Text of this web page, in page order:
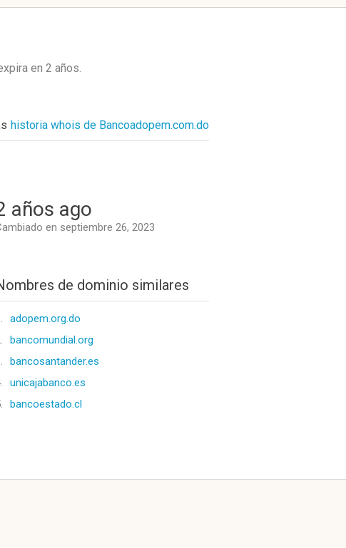
en 2 años.
historia whois de Bancoadopem.com.do
años ago
en septiembre 26, 2023
de dominio similares
adopem.org.do
bancomundial.org
bancosantander.es
unicajabanco.es
bancoestado.cl